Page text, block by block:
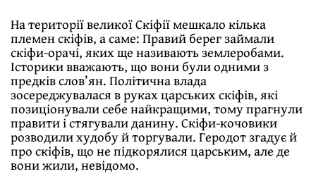
На території великої Скіфії мешкало кiлька
племен скіфів, а саме: Правий берег займали
скiфи-орачi, яких ще називають землеробами.
Історики вважають, що вони були одними з
предків слов’ян. Полiтична влада
зосереджувалася в руках царських скіфів, якi
позиціонували себе найкращими, тому прагнули
правити i стягували данину. Скiфи-кочовики
розводили худобу й торгували. Геродот згадує й
про скіфів, що не підкорялися царським, але де
вони жили, невiдомо.